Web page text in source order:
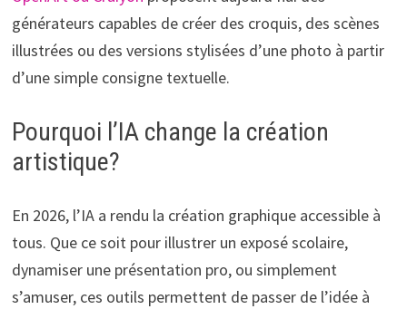
générateurs capables de créer des croquis, des scènes
illustrées ou des versions stylisées d’une photo à partir
d’une simple consigne textuelle.
Pourquoi l’IA change la création
artistique?
En 2026, l’IA a rendu la création graphique accessible à
tous. Que ce soit pour illustrer un exposé scolaire,
dynamiser une présentation pro, ou simplement
s’amuser, ces outils permettent de passer de l’idée à